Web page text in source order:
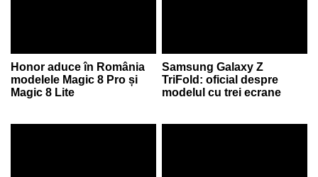
Honor aduce în România
modelele Magic 8 Pro și
Magic 8 Lite
Samsung Galaxy Z
TriFold: oficial despre
modelul cu trei ecrane